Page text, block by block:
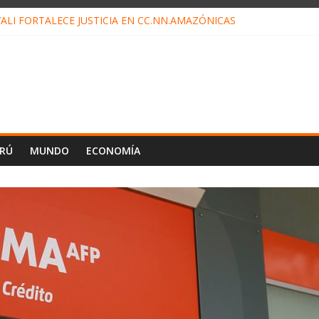
FORTALECE JUSTICIA EN CC.NN.AMAZÓNICAS
MUNDO ECONOMÍA